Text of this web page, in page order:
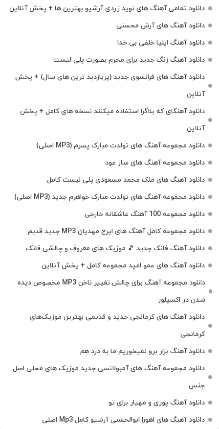
دانلود تمامی آهنگ های نوید زردی آرشیو بهترین ها + پخش آنلاین
دانلود آهنگ های آرش محسنی
دانلود آهنگ ایلیا خلفی بی خدا
دانلود آهنگ زنگ جدید برای محرم بصورت پلی لیست
دانلود آهنگ های فرانسوی جدید (پربازدید ترین های سال) + پخش
آنلاین
دانلود آهنگای که بلاگرا استفاده میکنند نسخه های کامل + پخش
آنلاین
دانلود مجموعه آهنگ های تولدت مبارک پسرم (MP3 اصلی)
دانلود مجموعه آهنگ های ساز عود
دانلود آهنگ های ملک‌ محمد مسعودی پلی لیست کامل
دانلود مجموعه آهنگ های تولدت مبارک خواهرم جدید (MP3 اصلی)
دانلود مجموعه 100 آهنگ عاشقانه خارجی
دانلود مجموعه کامل آهنگ های ایرج مهدیان MP3 جدید قدیم
دانلود آهنگ فانک جدید 🎵 موزیک‌ های معروف و چالشی فانک
دانلود آهنگ های عمو امید مجموعه کامل + پخش آنلاین
دانلود مجموعه آهنگ برای چالش تغییر ناخن MP3 مخصوص دیده
شدن در اکسپلور
دانلود آهنگ‌ های کرمانجی جدید و قدیمی بهترین موزیک‌های
کرمانجی
دانلود آهنگ بزار برو نمیخوریم ما به درد هم
دانلود مجموعه آهنگ های آمبولانسی جدید موزیک های محلی اصل
جنس
دانلود آهنگ پوری و مهیار برای تو
دانلود آهنگ های اهورا ابوالحسنی آرشیو کامل Mp3 اصلی